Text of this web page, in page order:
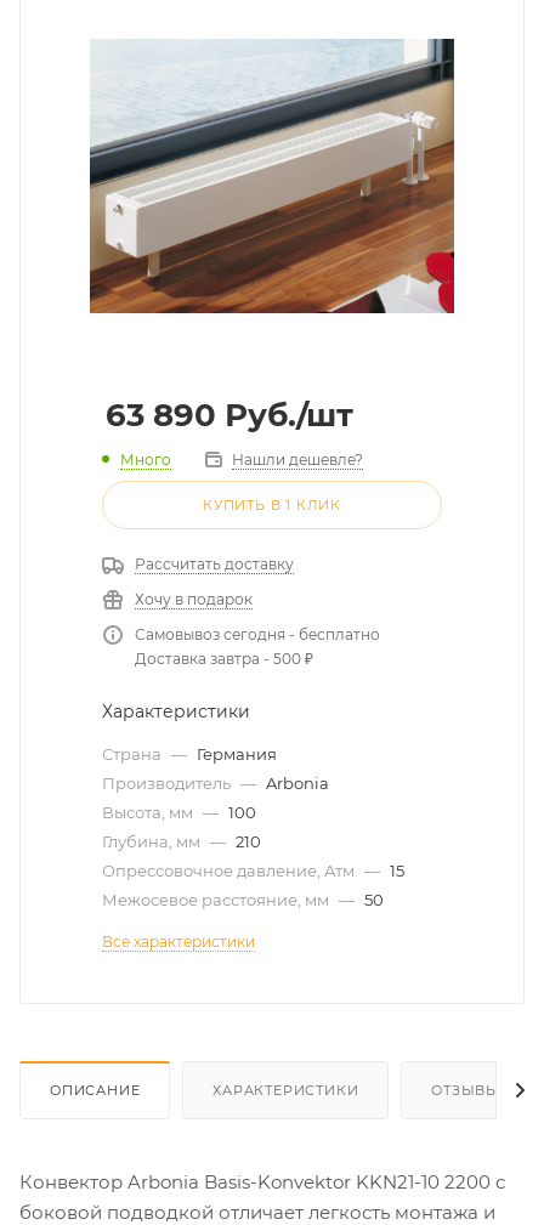
63 890 Руб./шт
Много Нашли дешевле?
КУПИТЬ В 1 КЛИК
Рассчитать доставку
Хочу в подарок
Самовывоз сегодня - бесплатно
Доставка завтра - 500 ₽
Характеристики
Страна — Германия
Производитель — Arbonia
Высота, мм — 100
Глубина, мм — 210
Опрессовочное давление, Атм — 15
Межосевое расстояние, мм — 50
Все характеристики
ОПИСАНИЕ ХАРАКТЕРИСТИКИ ОТЗЫВЫ
Конвектор Arbonia Basis-Konvektor KKN21-10 2200 с
боковой подводкой отличает легкость монтажа и